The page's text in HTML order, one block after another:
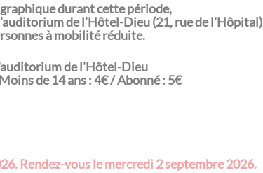
durant cette période,
de l’Hôtel-Dieu (21, rue de l'Hôpital)
à mobilité réduite.
de l'Hôtel-Dieu
de 14 ans : 4€ / Abonné : 5€
Rendez-vous le mercredi 2 septembre 2026.